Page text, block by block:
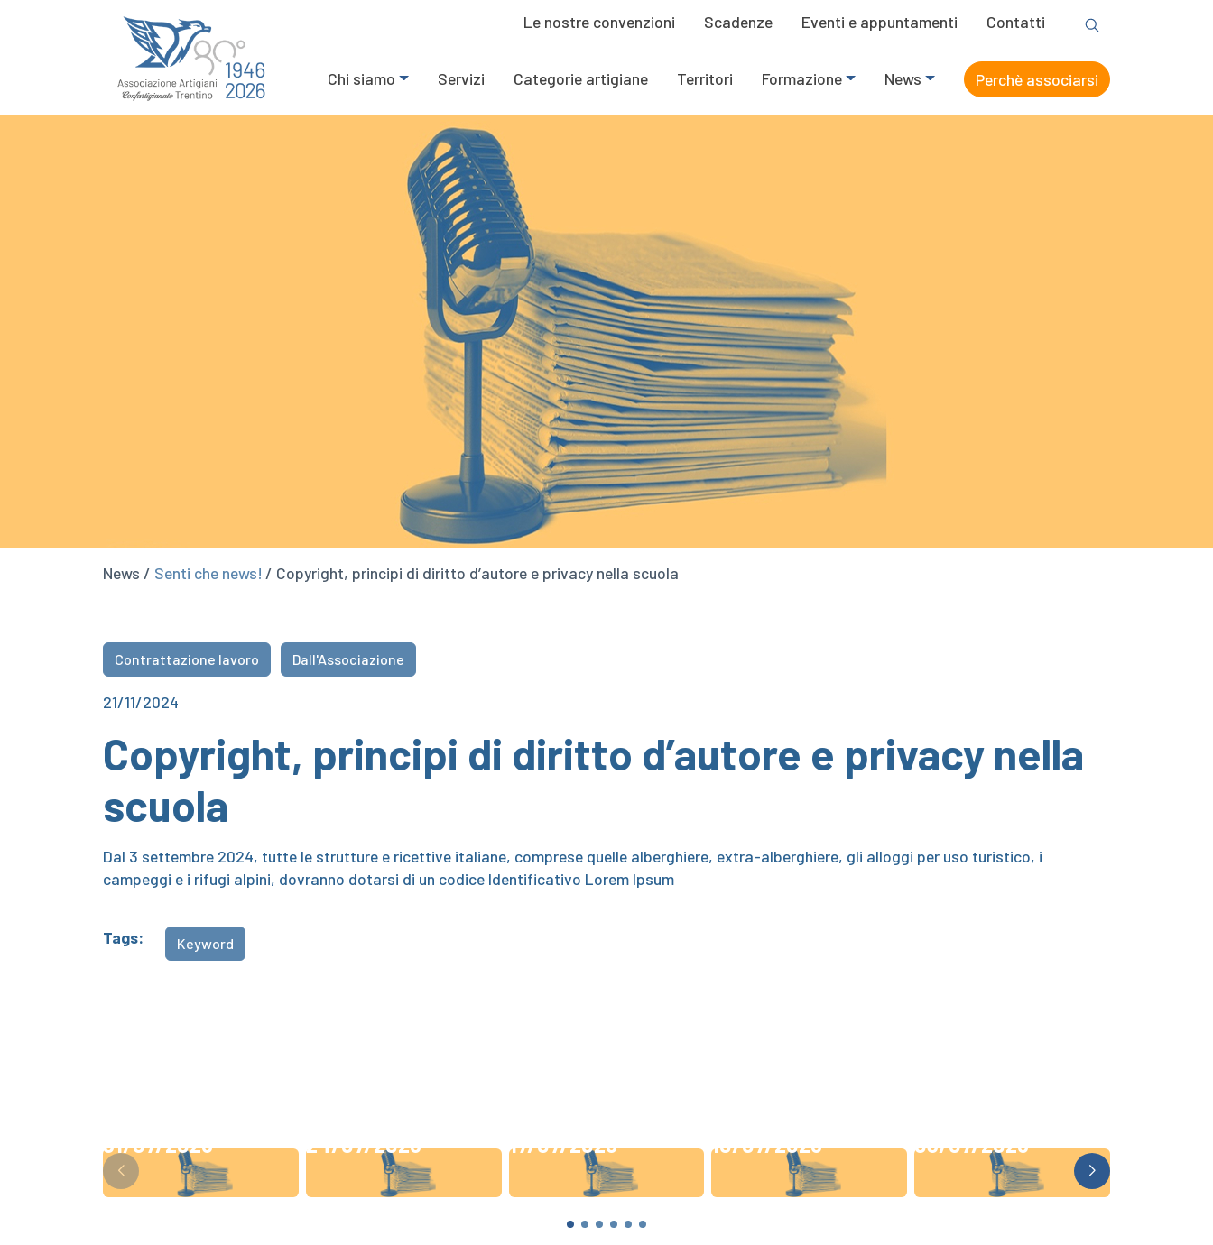
Le nostre convenzioni Scadenze Eventi e appuntamenti Contatti
Chi siamo Servizi Categorie artigiane Territori Formazione News Perchè associarsi
News / Senti che news! / Copyright, principi di diritto d’autore e privacy nella scuola
Contrattazione lavoro Dall'Associazione
21/11/2024
Copyright, principi di diritto d’autore e privacy nella
scuola
Dal 3 settembre 2024, tutte le strutture e ricettive italiane, comprese quelle alberghiere, extra-alberghiere, gli alloggi per uso turistico, i
campeggi e i rifugi alpini, dovranno dotarsi di un codice Identificativo Lorem Ipsum
Tags: Keyword
31/07/2026 24/07/2026 17/07/2026 10/07/2026 03/07/2026